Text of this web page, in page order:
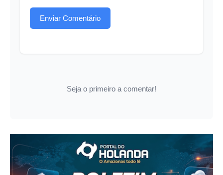
Enviar Comentário
Seja o primeiro a comentar!